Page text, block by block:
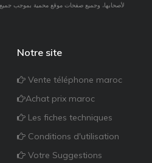
لأصحابها، وجميع صفحات موقع محمية بموجب
Notre site
Vente téléphone maroc
Achat prix maroc
Les fiches techniques
Conditions d'utilisation
Votre Suggestions